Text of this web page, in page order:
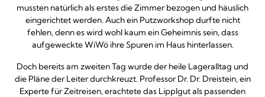
mussten natürlich als erstes die Zimmer bezogen und häuslich
eingerichtet werden. Auch ein Putzworkshop durfte nicht
fehlen, denn es wird wohl kaum ein Geheimnis sein, dass
aufgeweckte WiWö ihre Spuren im Haus hinterlassen.
Doch bereits am zweiten Tag wurde der heile Lageralltag und
die Pläne der Leiter durchkreuzt. Professor Dr. Dr. Dreistein, ein
Experte für Zeitreisen, erachtete das Lipplgut als passenden